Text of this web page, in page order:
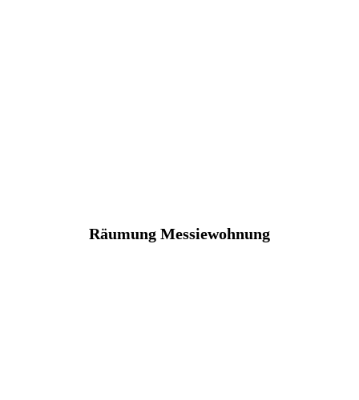
Räumung Messiewohnung